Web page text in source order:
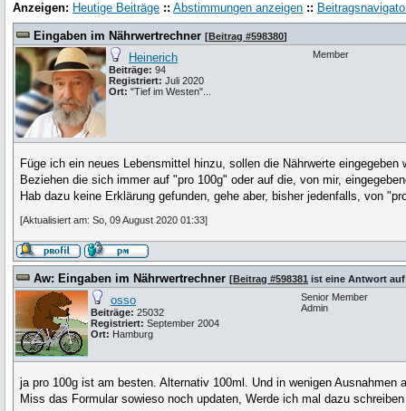
Anzeigen: Heutige Beiträge :: Abstimmungen anzeigen ::
Eingaben im Nährwertrechner [Beitrag #598380]
Heinerich
Beiträge: 94
Registriert: Juli 2020
Ort: "Tief im Westen"...
Member
Füge ich ein neues Lebensmittel hinzu, sollen die Nährwerte eingegeben
Beziehen die sich immer auf "pro 100g" oder auf die, von mir,
Hab dazu keine Erklärung gefunden, gehe aber, bisher jedenfalls, von
[Aktualisiert am: So, 09 August 2020 01:33]
Aw: Eingaben im Nährwertrechner [Beitrag #598381 ist eine Antwort
osso
Beiträge: 25032
Registriert: September 2004
Ort: Hamburg
Senior Member
Admin
ja pro 100g ist am besten. Alternativ 100ml. Und in wenigen
Miss das Formular sowieso noch updaten, Werde ich mal dazu schreiben